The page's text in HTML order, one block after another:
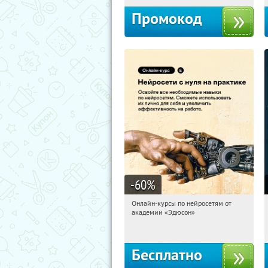
Промокод
-60%
16:32:23 Получили:
Онлайн-курсы по нейросетям от
академии «Эдюсон»
Бесплатно